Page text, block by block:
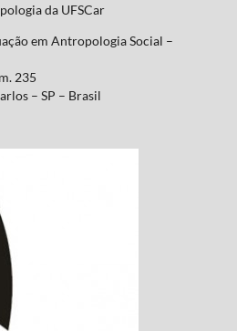
da UFSCar
em Antropologia Social –
235
– SP – Brasil